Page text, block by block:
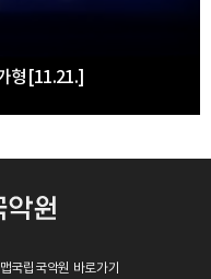
형[11.21.]
국립국악원 바로가기